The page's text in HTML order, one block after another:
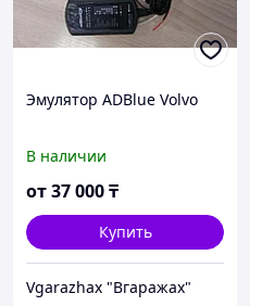
Эмулятор ADBlue Volvo
В наличии
от37 000₸
Купить
Vgarazhax "Вгаражах"